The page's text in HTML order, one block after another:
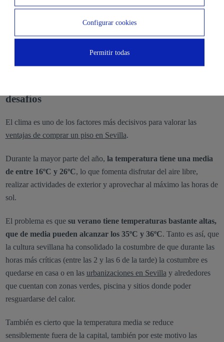
Descubre estas promociones en nuestra página o web o ven a
visitarlas solicitando una cita previa y empieza a disfrutar y
desafíos
El clima es uno de los factores más decisivos para valorar las
ventajas de comprar un piso en Sevilla.
Durante la mayor parte del año, la temperatura tiene una media
de entre 16ºC y 26ºC, lo que fomenta disfrutar del aire libre,
realizar actividades de exterior y aprovechar al máximo las horas de
sol.
El problema es que su verano tiene temperaturas bastante altas,
que de media pueden alcanzar los 35ºC y 36ºC. Tanto es así, que
la cultura sevillana ha consolidado la costumbre de que durante las
horas más críticas (entre las 2 y las 6 de la tarde) la costumbre es
quedarse en casa o en las urbanizaciones en Sevilla y alrededores
que cuentan con zonas verdes, piscina y sitios donde poder
resguardarse del calor.
También es cierto que la temperatura media se reduce
sensiblemente fuera de la capital, también por este motivo las
Configurar cookies
Permitir todas